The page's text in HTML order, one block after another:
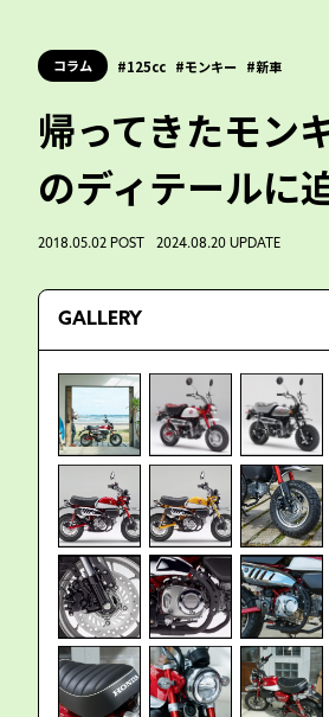
コラム 125cc モンキー 新車
帰ってきたモン
のディテールに
2018.05.02 POST 2024.08.20 UPDATE
GALLERY